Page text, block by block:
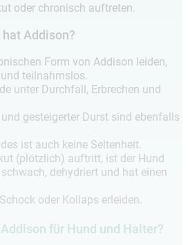
oder chronisch auftreten.
Addison?
Form von Addison leiden,
teilnahmslos.
unter Durchfall, Erbrechen und
gesteigerter Durst sind ebenfalls
ist auch keine Seltenheit.
(plötzlich) auftritt, ist der Hund
dehydriert und hat einen
oder Kollaps erleiden.
für Hund und Halter?